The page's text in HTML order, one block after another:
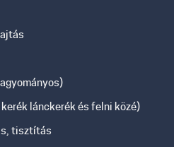
lánckerék és felni közé)
tisztítás